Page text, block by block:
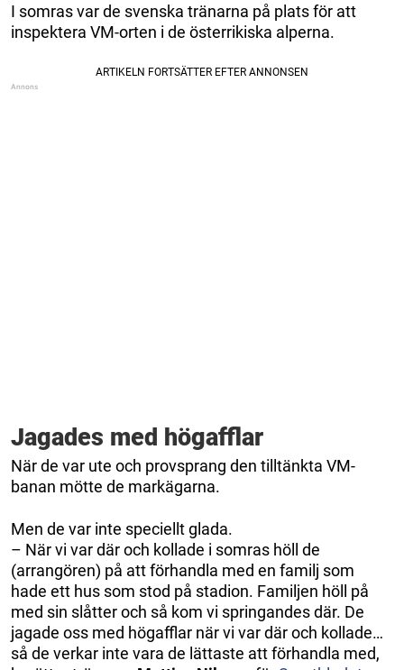
I somras var de svenska tränarna på plats för att
inspektera VM-orten i de österrikiska alperna.
Jagades med högafflar
När de var ute och provsprang den tilltänkta VM-
banan mötte de markägarna.
Men de var inte speciellt glada.
– När vi var där och kollade i somras höll de
(arrangören) på att förhandla med en familj som
hade ett hus som stod på stadion. Familjen höll på
med sin slåtter och så kom vi springandes där. De
jagade oss med högafflar när vi var där och kollade…
så de verkar inte vara de lättaste att förhandla med,